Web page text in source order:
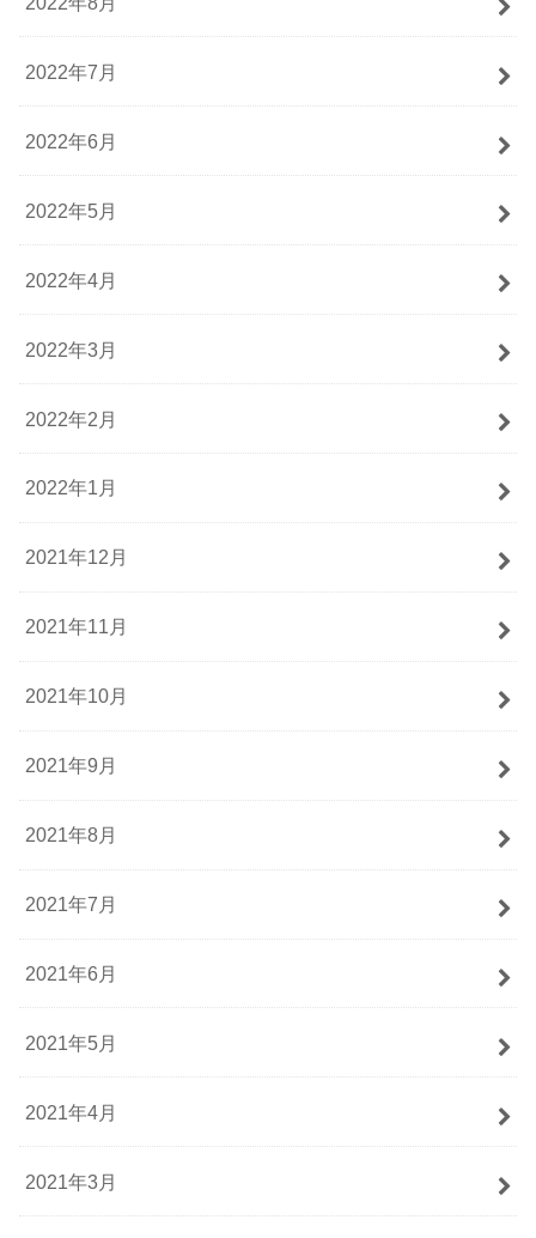
2022年7月
2022年6月
2022年5月
2022年4月
2022年3月
2022年2月
2022年1月
2021年12月
2021年11月
2021年10月
2021年9月
2021年8月
2021年7月
2021年6月
2021年5月
2021年4月
2021年3月